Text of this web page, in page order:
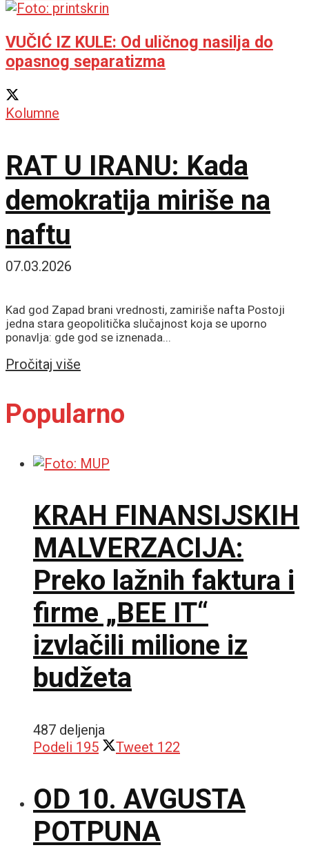
VUČIĆ IZ KULE: Od uličnog nasilja do
opasnog separatizma
Kolumne
RAT U IRANU: Kada
demokratija miriše na
naftu
07.03.2026
Kad god Zapad brani vrednosti, zamiriše nafta Postoji
jedna stara geopolitička slučajnost koja se uporno
ponavlja: gde god se iznenada...
Pročitaj više
Popularno
KRAH FINANSIJSKIH
MALVERZACIJA:
Preko lažnih faktura i
firme „BEE IT“
izvlačili milione iz
budžeta
487 deljenja
Podeli 195 Tweet 122
OD 10. AVGUSTA
POTPUNA